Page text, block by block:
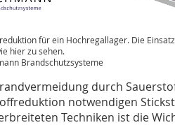
für ein Hochregallager. Die
hier zu sehen.
Brandschutzsysteme
durch
notwendigen
Techniken ist die